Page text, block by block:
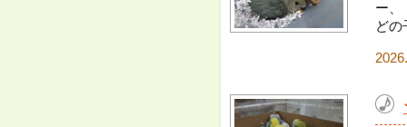
ー、
どの